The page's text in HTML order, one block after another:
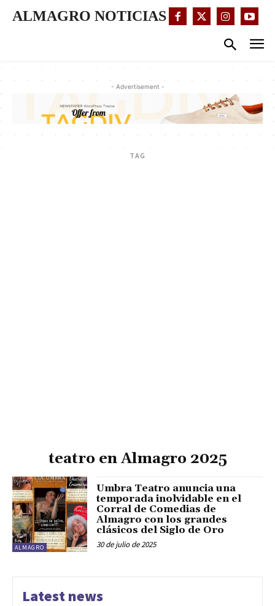
ALMAGRO NOTICIAS
- Advertisement -
TAG
teatro en Almagro 2025
ALMAGRO
Umbra Teatro anuncia una
temporada inolvidable en el
Corral de Comedias de
Almagro con los grandes
clásicos del Siglo de Oro
30 de julio de 2025
Latest news